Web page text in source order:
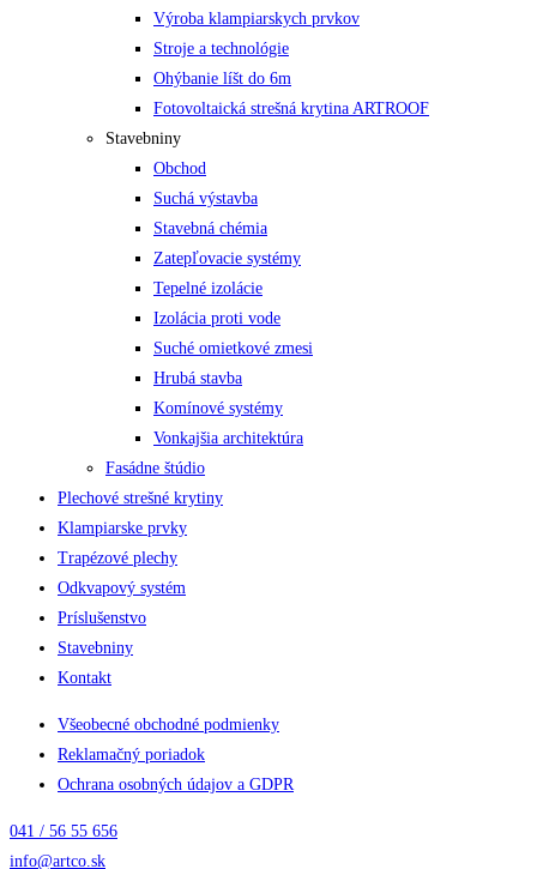
Výroba klampiarskych prvkov
Stroje a technológie
Ohýbanie líšt do 6m
Fotovoltaická strešná krytina ARTROOF
Stavebniny
Obchod
Suchá výstavba
Stavebná chémia
Zatepľovacie systémy
Tepelné izolácie
Izolácia proti vode
Suché omietkové zmesi
Hrubá stavba
Komínové systémy
Vonkajšia architektúra
Fasádne štúdio
Plechové strešné krytiny
Klampiarske prvky
Trapézové plechy
Odkvapový systém
Príslušenstvo
Stavebniny
Kontakt
Všeobecné obchodné podmienky
Reklamačný poriadok
Ochrana osobných údajov a GDPR
041 / 56 55 656
info@artco.sk